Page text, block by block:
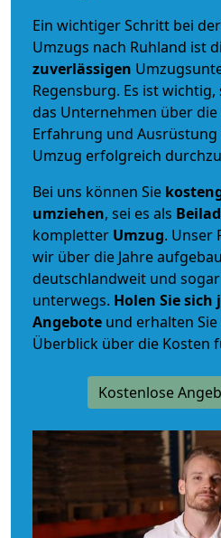
Ein wichtiger Schritt bei
Umzugs nach Ruhland ist
zuverlässigen
Regensburg. Es ist
das Unternehmen über
Erfahrung und
Umzug erfolgreich
Bei uns können Sie
umziehen, sei es als
kompletter Umzug. Unser
wir über die Jahre
deutschlandweit und
unterwegs. Holen Sie
Angebote und erhalten
Überblick über die Kosten
Kostenlose